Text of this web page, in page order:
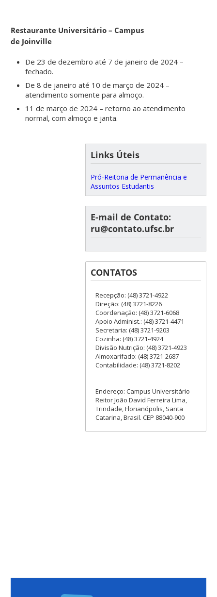
Restaurante Universitário – Campus
de Joinville
De 23 de dezembro até 7 de janeiro de 2024 –
fechado.
De 8 de janeiro até 10 de março de 2024 –
atendimento somente para almoço.
11 de março de 2024 – retorno ao atendimento
normal, com almoço e janta.
Links Úteis
Pró-Reitoria de Permanência e
Assuntos Estudantis
E-mail de Contato:
ru@contato.ufsc.br
CONTATOS
Recepção: (48) 3721-4922
Direção: (48) 3721-8226
Coordenação: (48) 3721-6068
Apoio Administ.: (48) 3721-4471
Secretaria: (48) 3721-9203
Cozinha: (48) 3721-4924
Divisão Nutrição: (48) 3721-4923
Almoxarifado: (48) 3721-2687
Contabilidade: (48) 3721-8202
Endereço: Campus Universitário
Reitor João David Ferreira Lima,
Trindade, Florianópolis, Santa
Catarina, Brasil. CEP 88040-900